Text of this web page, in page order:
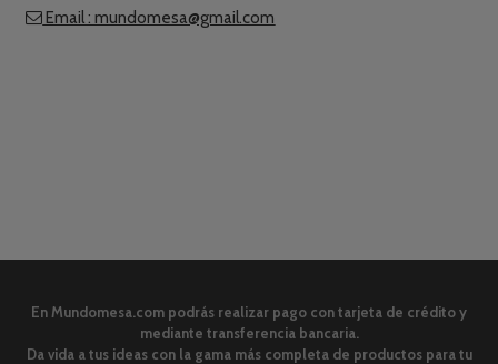
 Email : mundomesa@gmail.com
En Mundomesa.com podrás realizar pago con tarjeta de crédito y
mediante transferencia bancaria.
Da vida a tus ideas con la gama más completa de productos para tu